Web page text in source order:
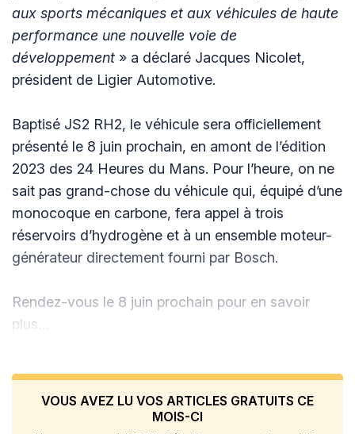
aux sports mécaniques et aux véhicules de haute
performance une nouvelle voie de
développement » a déclaré Jacques Nicolet,
président de Ligier Automotive.
Baptisé JS2 RH2, le véhicule sera officiellement
présenté le 8 juin prochain, en amont de l’édition
2023 des 24 Heures du Mans. Pour l’heure, on ne
sait pas grand-chose du véhicule qui, équipé d’une
monocoque en carbone, fera appel à trois
réservoirs d’hydrogène et à un ensemble moteur-
générateur directement fourni par Bosch.
Rendez-vous le 8 juin prochain pour en savoir
plus…
VOUS AVEZ LU VOS ARTICLES GRATUITS CE
MOIS-CI